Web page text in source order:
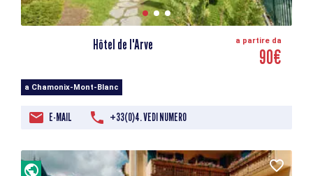
Hôtel de l'Arve a partire da
90€
a Chamonix-Mont-Blanc
E-MAIL +33(0)4. VEDI NUMERO